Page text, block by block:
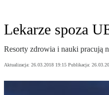
Lekarze spoza
Resorty zdrowia i nauki pracują
Aktualizacja: 26.03.2018 19:15 Publikacja: